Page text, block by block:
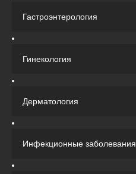
Гастроэнтерология
Гинекология
Дерматология
Инфекционные заболевания